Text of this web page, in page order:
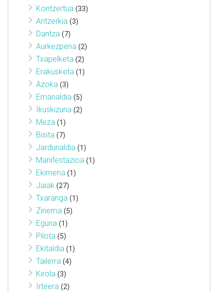
Kontzertua (33)
Antzerkia (3)
Dantza (7)
Aurkezpena (2)
Txapelketa (2)
Erakusketa (1)
Azoka (3)
Emanaldia (5)
Ikuskizuna (2)
Meza (1)
Bisita (7)
Jardunaldia (1)
Manifestazioa (1)
Ekimena (1)
Jaiak (27)
Txaranga (1)
Zinema (5)
Eguna (1)
Pilota (5)
Ekitaldia (1)
Tailerra (4)
Kirola (3)
Irteera (2)